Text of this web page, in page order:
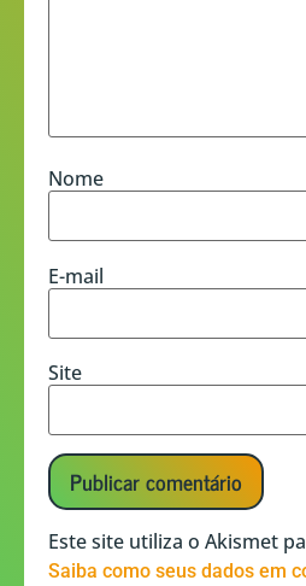
Nome
E-mail
Site
Este site utiliza o Akismet
Saiba como seus dados em